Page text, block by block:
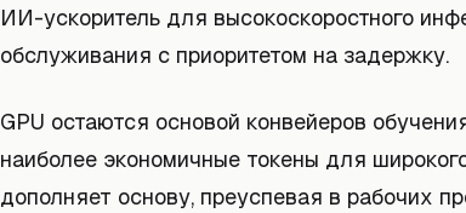
ИИ-ускоритель для высокоскоростного
обслуживания с приоритетом на задержку.
GPU остаются основой конвейеров
наиболее экономичные токены для
дополняет основу, преуспевая в рабочих